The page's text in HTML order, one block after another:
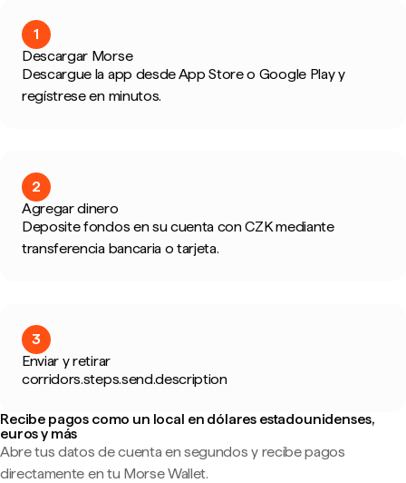
1
Descargar Morse
Descargue la app desde App Store o Google Play y
regístrese en minutos.
2
Agregar dinero
Deposite fondos en su cuenta con CZK mediante
transferencia bancaria o tarjeta.
3
Enviar y retirar
corridors.steps.send.description
Recibe pagos como un local en dólares estadounidenses,
euros y más
Abre tus datos de cuenta en segundos y recibe pagos
directamente en tu Morse Wallet.